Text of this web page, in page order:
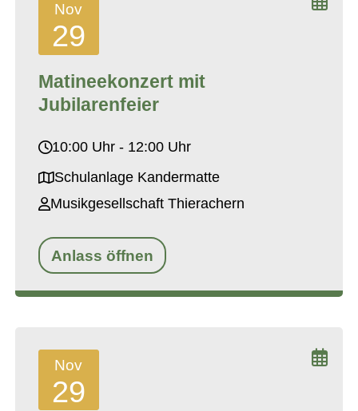
Nov
29
Matineekonzert mit
Jubilarenfeier
10:00 Uhr - 12:00 Uhr
Schulanlage Kandermatte
Musikgesellschaft Thierachern
Anlass öffnen
Nov
29